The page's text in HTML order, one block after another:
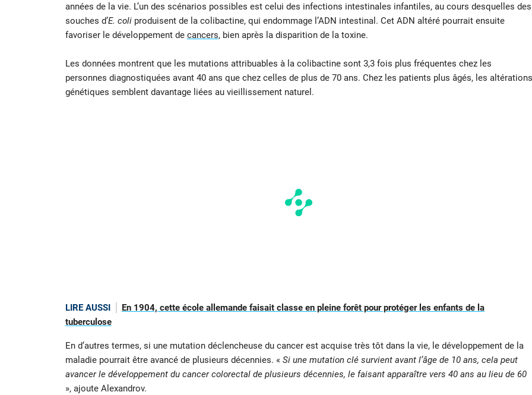
années de la vie. L’un des scénarios possibles est celui des infections intestinales infantiles, au cours desquelles des
souches d’E. coliproduisent de la colibactine, qui endommage l’ADN intestinal. Cet ADN altéré pourrait ensuite
favoriser le développement de cancers, bien après la disparition de la toxine.
Les données montrent que les mutations attribuables à la colibactine sont 3,3 fois plus fréquentes chez les
personnes diagnostiquées avant 40 ans que chez celles de plus de 70 ans. Chez les patients plus âgés, les altérations
génétiques semblent davantage liées au vieillissement naturel.
LIRE AUSSI
En 1904, cette école allemande faisait classe en pleine forêt pour protéger les enfants de la
tuberculose
En d’autres termes, si une mutation déclencheuse du cancer est acquise très tôt dans la vie, le développement de la
maladie pourrait être avancé de plusieurs décennies. « Si une mutation clé survient avant l’âge de 10 ans, cela peut
avancer le développement du cancer colorectal de plusieurs décennies, le faisant apparaître vers 40 ans au lieu de 60
», ajoute Alexandrov.